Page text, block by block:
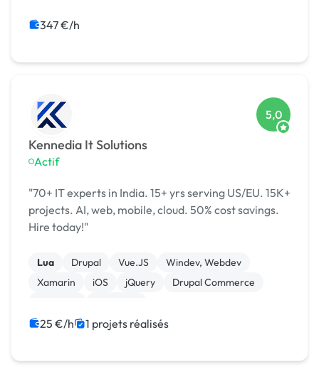
Installation de Script
347 €/h
Kennedia It Solutions
Actif
5,0
"70+ IT experts in India. 15+ yrs serving US/EU. 15K+
projects. AI, web, mobile, cloud. 50% cost savings.
Hire today!"
Lua Drupal Vue.JS
Windev, Webdev
Xamarin
iOS jQuery
Drupal Commerce
25 €/h 1 projets réalisés